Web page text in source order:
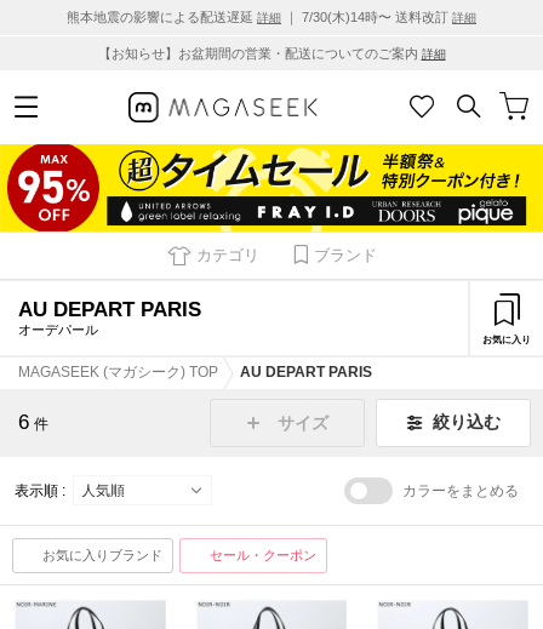
熊本地震の影響による配送遅延 詳細 ｜ 7/30(木)14時〜 送料改訂 詳細
【お知らせ】お盆期間の営業・配送についてのご案内 詳細
カテゴリ ブランド
AU DEPART PARIS
オーデパール
お気に入り
MAGASEEK (マガシーク) TOP AU DEPART PARIS
6 件 サイズ 絞り込む
表示順 : カラーをまとめる
お気に入りブランド セール・クーポン